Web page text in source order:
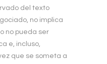
del texto
no implica
no pueda ser
e, incluso,
que se someta a